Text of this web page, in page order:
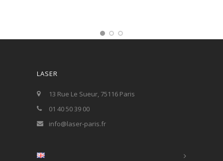
LASER
13 Rue Le Sueur, 75116 Paris
01 40 50 39 00
info@laser-paris.fr